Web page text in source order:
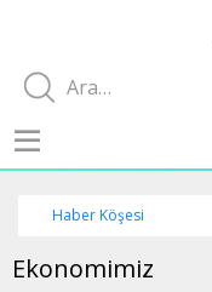
Haber Köşesi
Ekonomimiz